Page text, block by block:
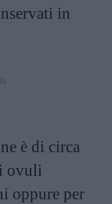
in
è di circa
ovuli
oppure per